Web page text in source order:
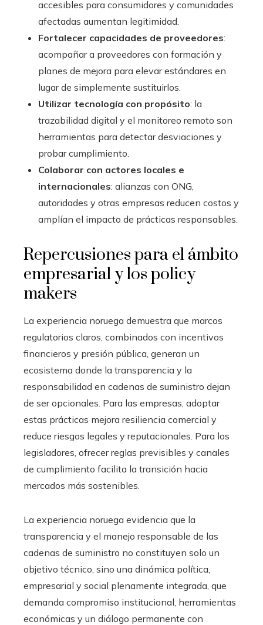
accesibles para consumidores y comunidades
afectadas aumentan legitimidad.
Fortalecer capacidades de proveedores:
acompañar a proveedores con formación y
planes de mejora para elevar estándares en
lugar de simplemente sustituirlos.
Utilizar tecnología con propósito: la
trazabilidad digital y el monitoreo remoto son
herramientas para detectar desviaciones y
probar cumplimiento.
Colaborar con actores locales e
internacionales: alianzas con ONG,
autoridades y otras empresas reducen costos y
amplían el impacto de prácticas responsables.
Repercusiones para el ámbito
empresarial y los policy
makers
La experiencia noruega demuestra que marcos
regulatorios claros, combinados con incentivos
financieros y presión pública, generan un
ecosistema donde la transparencia y la
responsabilidad en cadenas de suministro dejan
de ser opcionales. Para las empresas, adoptar
estas prácticas mejora resiliencia comercial y
reduce riesgos legales y reputacionales. Para los
legisladores, ofrecer reglas previsibles y canales
de cumplimiento facilita la transición hacia
mercados más sostenibles.
La experiencia noruega evidencia que la
transparencia y el manejo responsable de las
cadenas de suministro no constituyen solo un
objetivo técnico, sino una dinámica política,
empresarial y social plenamente integrada, que
demanda compromiso institucional, herramientas
económicas y un diálogo permanente con